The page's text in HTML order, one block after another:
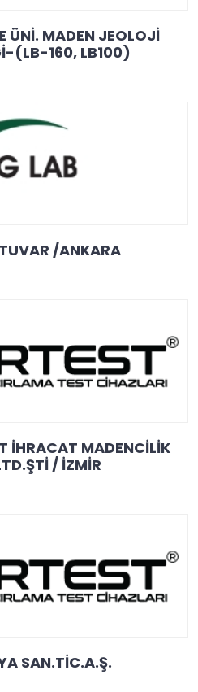
ÜNİ. MADEN JEOLOJİ
(LB-160, LB100)
/ANKARA
İHRACAT MADENCİLİK
/ İZMİR
SAN.TİC.A.Ş.